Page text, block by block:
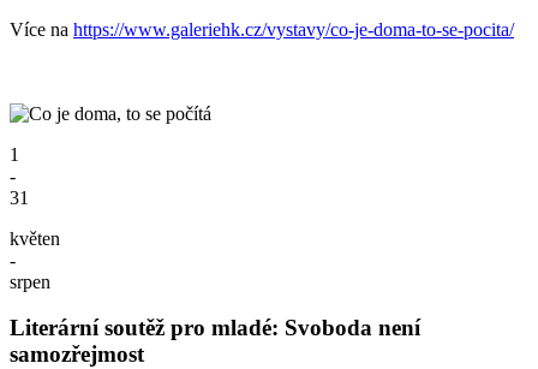
Více na https://www.galeriehk.cz/vystavy/co-je-doma-to-se-pocita/
1
-
31
květen
-
srpen
Literární soutěž pro mladé: Svoboda není
samozřejmost